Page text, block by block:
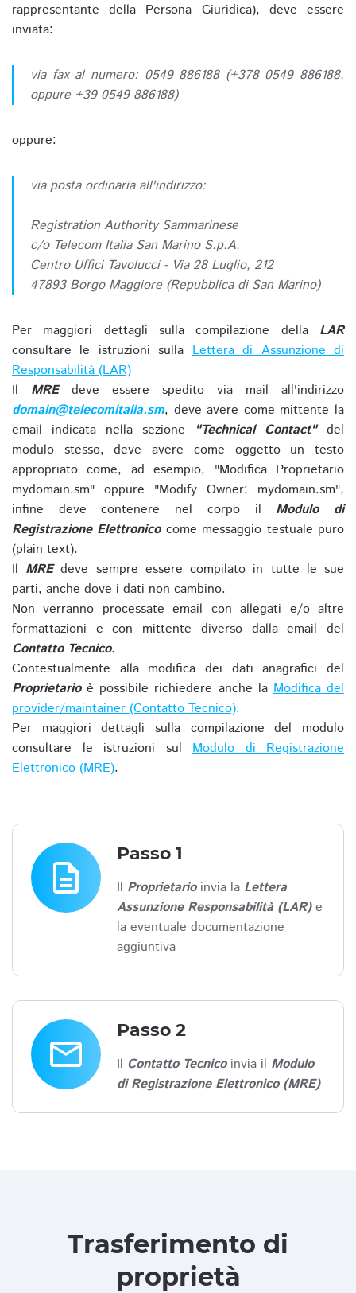
rappresentante della Persona Giuridica), deve essere
inviata:
via fax al numero: 0549 886188 (+378 0549 886188,
oppure +39 0549 886188)
oppure:
via posta ordinaria all'indirizzo:
Registration Authority Sammarinese
c/o Telecom Italia San Marino S.p.A.
Centro Uffici Tavolucci - Via 28 Luglio, 212
47893 Borgo Maggiore (Repubblica di San Marino)
Per maggiori dettagli sulla compilazione della LAR
consultare le istruzioni sullaLettera di Assunzione di
Responsabilità (LAR)
Il MREdeve essere spedito via mail all'indirizzo
domain@telecomitalia.sm, deve avere come mittente la
email indicata nella sezione
"Technical Contact"del
modulo stesso, deve avere come oggetto un testo
appropriato come, ad esempio, "Modifica Proprietario
mydomain.sm" oppure "Modify Owner: mydomain.sm",
infine deve contenere nel corpo il Modulo di
Registrazione Elettronicocome messaggio testuale puro
(plain text).
Il MREdeve sempre essere compilato in tutte le sue
parti, anche dove i dati non cambino.
Non verranno processate email con allegati e/o altre
formattazioni e con mittente diverso dalla email del
Contatto Tecnico.
Contestualmente alla modifica dei dati anagrafici del
Proprietarioè possibile richiedere anche laModifica del
provider/maintainer (Contatto Tecnico).
Per maggiori dettagli sulla compilazione del modulo
consultare le istruzioni sul Modulo di Registrazione
Elettronico (MRE).
description
Passo 1
Il Proprietarioinvia la Lettera
Assunzione Responsabilità (LAR)e
la eventuale documentazione
aggiuntiva
email
Passo 2
Il Contatto Tecnicoinvia il Modulo
di Registrazione Elettronico (MRE)
Trasferimento di
proprietà